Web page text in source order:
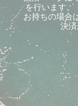
を行います。
お持ちの場合
決